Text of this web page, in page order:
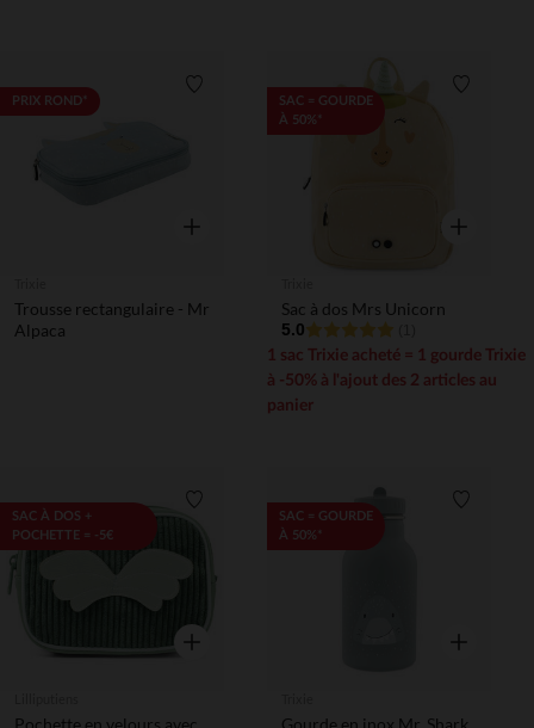
PRIX ROND* Liste de souhaits
Aperçu rapide
Trousse rectangulaire - Mr
Alpaca
SAC = GOURDE
À 50%*
Aperçu
Sac à dos Mrs Unicorn
5.0
1 sac Trixie acheté = 1 gourde Trixie
à -50% à l'ajout des 2 articles au
panier
SAC À DOS +
POCHETTE = -5€
Liste de souhaits
Aperçu rapide
Pochette en velours avec
SAC = GOURDE
À 50%*
Aperçu
Gourde en inox Mr. Shark